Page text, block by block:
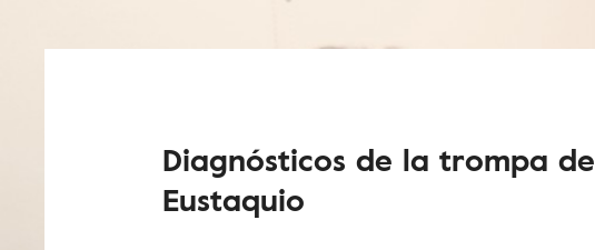
Diagnósticos de la trompa de
Eustaquio